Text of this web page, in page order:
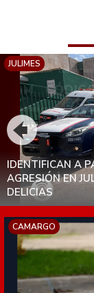
JULIMES
TRASLADAN A
HOSPITAL;
POR TERRENOS
CAMARGO